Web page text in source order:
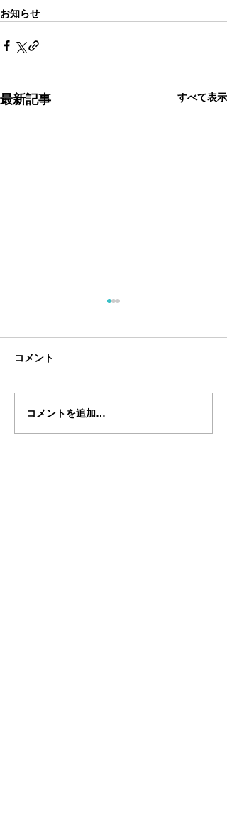
お知らせ
最新記事 すべて表示
TBSラジオ「まとめて！
土曜日」で放送されまし
コメント
コメントを追加…